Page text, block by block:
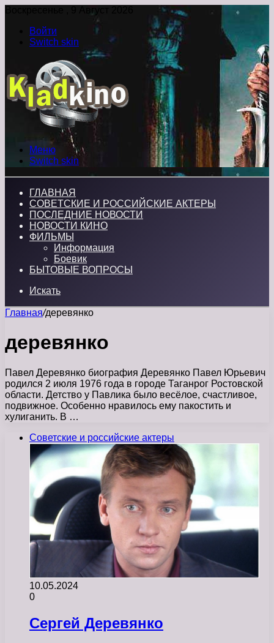
Воскресенье , 9 Август 2026
Войти
Switch skin
Меню
Switch skin
ГЛАВНАЯ
СОВЕТСКИЕ И РОССИЙСКИЕ АКТЕРЫ
ПОСЛЕДНИЕ НОВОСТИ
НОВОСТИ КИНО
ФИЛЬМЫ
Информация
Боевик
БЫТОВЫЕ ВОПРОСЫ
Искать
Главная/деревянко
деревянко
Павел Деревянко биография Деревянко Павел Юрьевич
родился 2 июля 1976 года в городе Таганрог Ростовской
области. Детство у Павлика было весёлое, счастливое,
подвижное. Особенно нравилось ему пакостить и
хулиганить. В …
Советские и российские актеры
10.05.2024
0
Сергей Деревянко